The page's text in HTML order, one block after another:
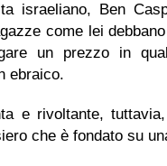
israeliano, Ben
come lei
un prezzo in
ebraico.
e rivoltante,
che è fondato su